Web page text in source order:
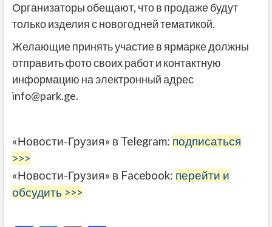
Организаторы обещают, что в продаже будут
только изделия с новогодней тематикой.
Желающие принять участие в ярмарке должны
отправить фото своих работ и контактную
информацию на электронный адрес
info@park.ge.
«Новости-Грузия» в Telegram: подписаться
>>>
«Новости-Грузия» в Facebook: перейти и
обсудить >>>